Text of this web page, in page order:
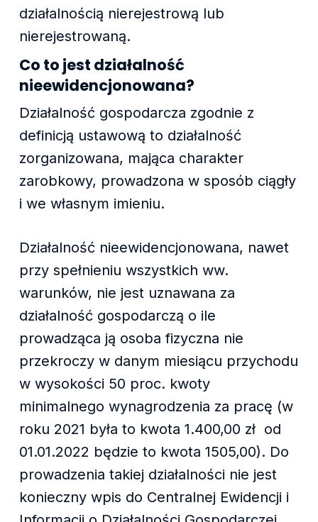
działalnością nierejestrową lub
nierejestrowaną.
Co to jest działalność
nieewidencjonowana?
Działalność gospodarcza zgodnie z
definicją ustawową to działalność
zorganizowana, mająca charakter
zarobkowy, prowadzona w sposób ciągły
i we własnym imieniu.
Działalność nieewidencjonowana, nawet
przy spełnieniu wszystkich ww.
warunków, nie jest uznawana za
działalność gospodarczą o ile
prowadząca ją osoba fizyczna nie
przekroczy w danym miesiącu przychodu
w wysokości 50 proc. kwoty
minimalnego wynagrodzenia za pracę (w
roku 2021 była to kwota 1.400,00 zł od
01.01.2022 będzie to kwota 1505,00). Do
prowadzenia takiej działalności nie jest
konieczny wpis do Centralnej Ewidencji i